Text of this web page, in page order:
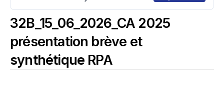
32B_15_06_2026_CA 2025
présentation brève et
synthétique RPA